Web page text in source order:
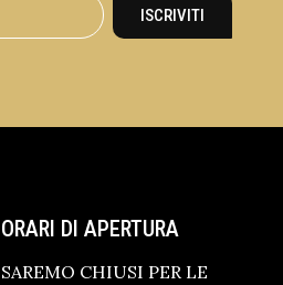
ISCRIVITI
ORARI DI APERTURA
SAREMO CHIUSI PER LE